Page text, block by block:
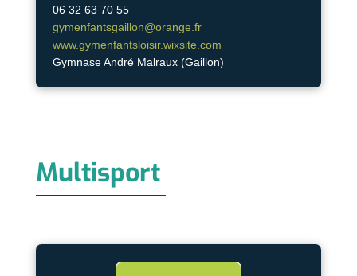
06 32 63 70 55
gymenfantsgaillon@orange.fr
www.gymenfantsloisir.wixsite.com
Gymnase André Malraux (Gaillon)
Multisport